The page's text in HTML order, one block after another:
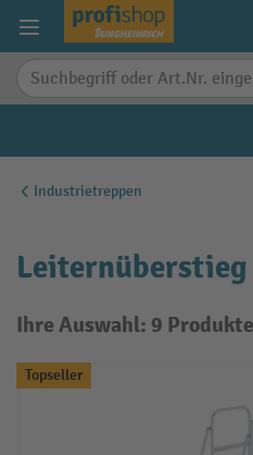
springen
Industrietreppen
Leiternüberstieg
Ihre Auswahl: 9 Produkte
Topseller